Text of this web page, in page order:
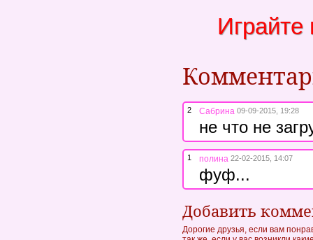
Играйте
2 Сабрина 09-09-2015, 19:28
не что не
1 полина 22-02-2015, 14:07
фуф...
Добавить
Дорогие друзья, если вам